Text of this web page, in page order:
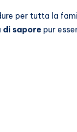
per tutta la
di sapore pur